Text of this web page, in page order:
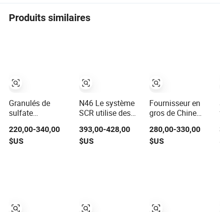
Produits similaires
Granulés de
sulfate
azote et soufre
pour la fertilité,
220,00-340,00
$US
N46 Le système
SCR utilise des
qualité
automobile pour
393,00-428,00
$US
Fournisseur en
gros de Chine
de produits
chimiques
280,00-330,00
$US